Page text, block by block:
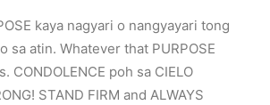
kaya nagyari o nangyayari tong
sa atin. Whatever that PURPOSE
CONDOLENCE poh sa CIELO
STAND FIRM and ALWAYS